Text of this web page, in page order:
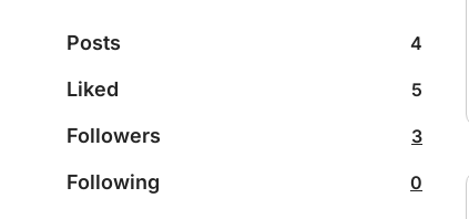
Posts 4
Liked 5
Followers 3
Following 0